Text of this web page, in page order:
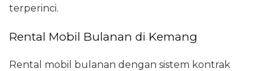
terperinci.
Rental Mobil Bulanan di Kemang
Rental mobil bulanan dengan sistem kontrak